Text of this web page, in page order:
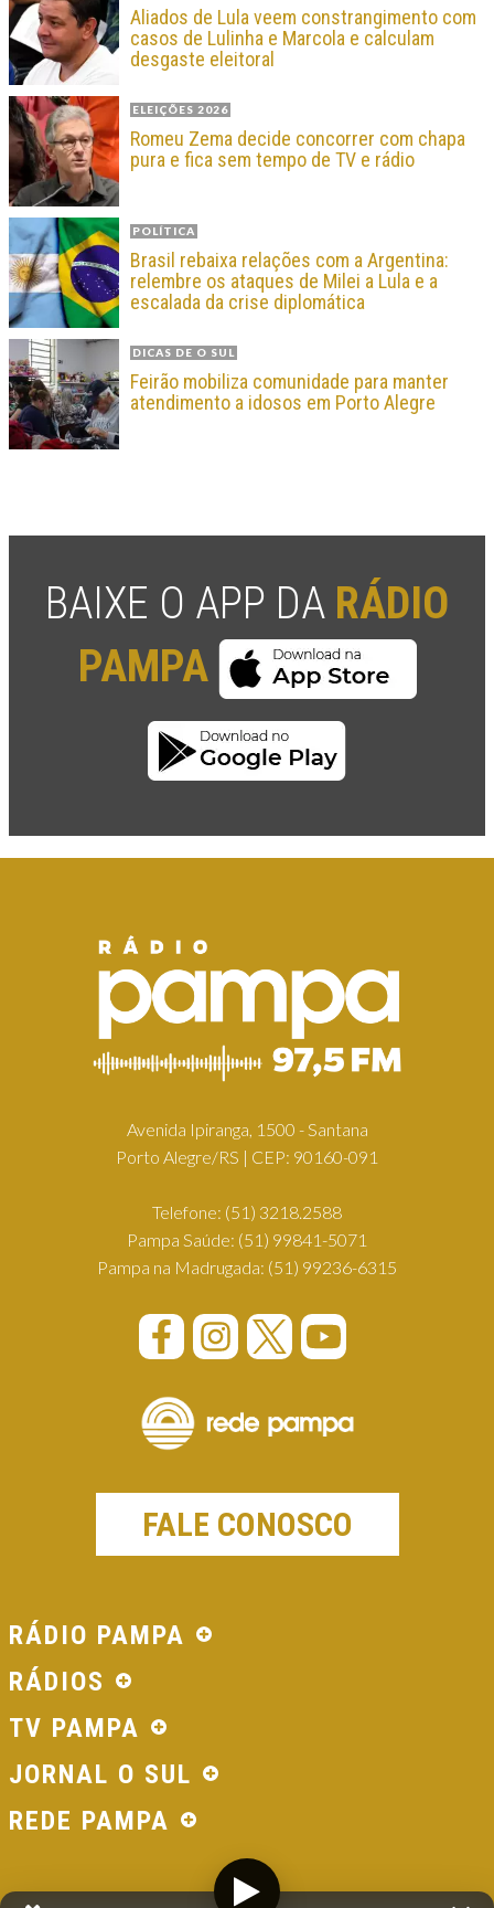
Aliados de Lula veem constrangimento com
casos de Lulinha e Marcola e calculam
desgaste eleitoral
ELEIÇÕES 2026
Romeu Zema decide concorrer com chapa
pura e fica sem tempo de TV e rádio
POLÍTICA
Brasil rebaixa relações com a Argentina:
relembre os ataques de Milei a Lula e a
escalada da crise diplomática
DICAS DE O SUL
Feirão mobiliza comunidade para manter
atendimento a idosos em Porto Alegre
BAIXE O APP DA RÁDIO
PAMPA
Avenida Ipiranga, 1500 - Santana
Porto Alegre/RS | CEP: 90160-091
Telefone: (51) 3218.2588
Pampa Saúde: (51) 99841-5071
Pampa na Madrugada: (51) 99236-6315
FALE CONOSCO
RÁDIO PAMPA
RÁDIOS
TV PAMPA
JORNAL O SUL
REDE PAMPA